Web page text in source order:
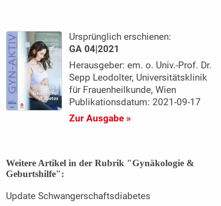
Ursprünglich erschienen:
GA 04|2021
Herausgeber: em. o. Univ.-Prof. Dr.
Sepp Leodolter, Universitätsklinik
für Frauenheilkunde, Wien
Publikationsdatum: 2021-09-17
Zur Ausgabe »
Weitere Artikel in der Rubrik "Gynäkologie &
Geburtshilfe":
Update Schwangerschaftsdiabetes